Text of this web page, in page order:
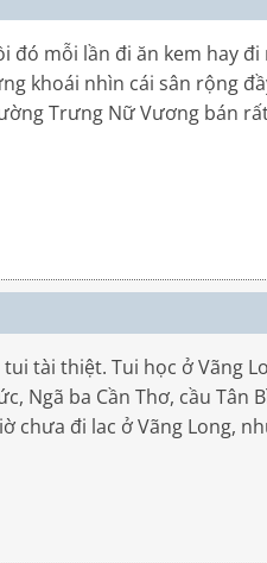
đó mỗi lần đi ăn kem hay
khoái nhìn cái sân rộng
Trưng Nữ Vương bán
tài thiệt. Tui học ở Vãng
Ngã ba Cần Thơ, cầu Tân
chưa đi lac ở Vãng Long,